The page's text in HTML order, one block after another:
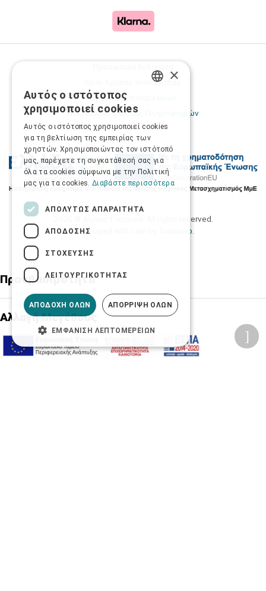
Όροι Χρήσης Ιστοσελίδας
Ασφάλεια συναλλαγών
Πολιτική Ασφάλειας Πληροφοριών
2026 © Δίγκας Γ. Ιατρικά. All rights reserved.
Developed with care by
Totalweb
Προσβασιμότητα
Αλλαγή Μεγέθους
A- A+
A
×
Αυτός ο ιστότοπος
χρησιμοποιεί cookies
Αυτός ο ιστότοπος χρησιμοποιεί cookies
για τη βελτίωση της εμπειρίας των
χρηστών. Χρησιμοποιώντας τον ιστότοπό
μας, παρέχετε τη συγκατάθεσή σας για
όλα τα cookies σύμφωνα με την Πολιτική
μας για τα cookies. Διαβάστε περισσότερα
ΑΠΟΛΎΤΩΣ ΑΠΑΡΑΊΤΗΤΑ
ΑΠΌΔΟΣΗΣ
ΣΤΌΧΕΥΣΗΣ
ΛΕΙΤΟΥΡΓΙΚΌΤΗΤΑΣ
ΑΠΟΔΟΧΉ ΌΛΩΝ ΑΠΌΡΡΙΨΗ ΌΛΩΝ
ΕΜΦΆΝΙΣΗ ΛΕΠΤΟΜΕΡΕΙΏΝ